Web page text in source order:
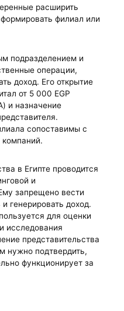
расширить
филиал или
подразделением и
операции,
доход. Его открытие
от 5 000 EGP
и назначение
сопоставимы с
компаний.
в Египте проводится
и
запрещено вести
генерировать доход.
для оценки
исследования
представительства
нужно подтвердить,
функционирует за